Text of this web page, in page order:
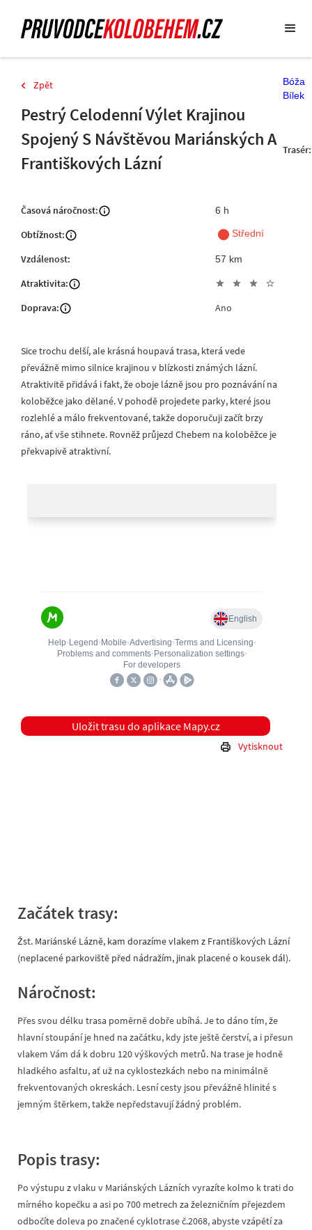
Obtížnost:
6 h
Trasér:
Zpět
Vzdálenost:
Pestrý Celodenní Výlet Krajinou
Spojený S Návštěvou Mariánských A
Františkových Lázní
Bóža
Bílek
fiber_manual_recordStřední
57 km
Doprava:
Atraktivita:
Časová náročnost:
Vytisknout
Uložit trasu do aplikace Mapy.cz
star star star star_outline
Ano
Sice trochu delší, ale krásná houpavá trasa, která vede
převážně mimo silnice krajinou v blízkosti známých lázní.
Atraktivitě přidává i fakt, že oboje lázně jsou pro poznávání na
koloběžce jako dělané. V pohodě projedete parky, které jsou
rozlehlé a málo frekventované, takže doporučuji začít brzy
ráno, ať vše stihnete. Rovněž průjezd Chebem na koloběžce je
překvapivě atraktivní.
Začátek trasy:
Žst. Mariánské Lázně, kam dorazíme vlakem z Františkových Lázní
(neplacené parkoviště před nádražím, jinak placené o kousek dál).
Náročnost:
Přes svou délku trasa poměrně dobře ubíhá. Je to dáno tím, že
hlavní stoupání je hned na začátku, kdy jste ještě čerství, a i přesun
vlakem Vám dá k dobru 120 výškových metrů. Na trase je hodně
hladkého asfaltu, ať už na cyklostezkách nebo na minimálně
frekventovaných okreskách. Lesní cesty jsou převážně hlinité s
jemným štěrkem, takže nepředstavují žádný problém.
Popis trasy:
Po výstupu z vlaku v Mariánských Lázních vyrazíte kolmo k trati do
mírného kopečku a asi po 700 metrech za železničním přejezdem
odbočíte doleva po značené cyklotrase č.2068, abyste vzápětí za